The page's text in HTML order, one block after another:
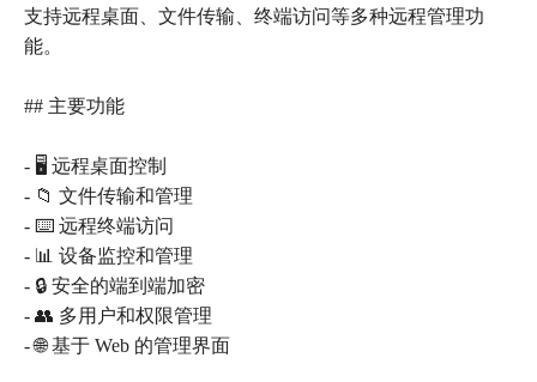
支持远程桌面、文件传输、终端访问等多种远程管理功
能。
## 主要功能
- 🖥️ 远程桌面控制
- 📁 文件传输和管理
- ⌨️ 远程终端访问
- 📊 设备监控和管理
- 🔒 安全的端到端加密
- 👥 多用户和权限管理
- 🌐 基于 Web 的管理界面